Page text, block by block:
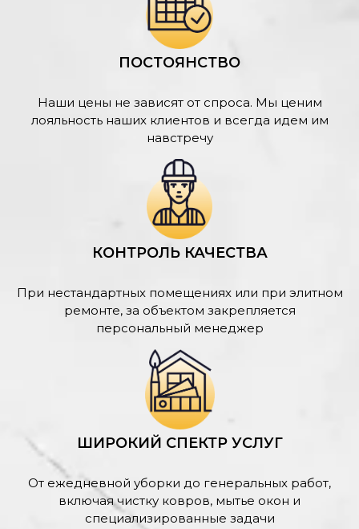
ПОСТОЯНСТВО
Наши цены не зависят от спроса. Мы ценим
лояльность наших клиентов и всегда идем им
навстречу
КОНТРОЛЬ КАЧЕСТВА
При нестандартных помещениях или при элитном
ремонте, за объектом закрепляется
персональный менеджер
ШИРОКИЙ СПЕКТР УСЛУГ
От ежедневной уборки до генеральных работ,
включая чистку ковров, мытье окон и
специализированные задачи